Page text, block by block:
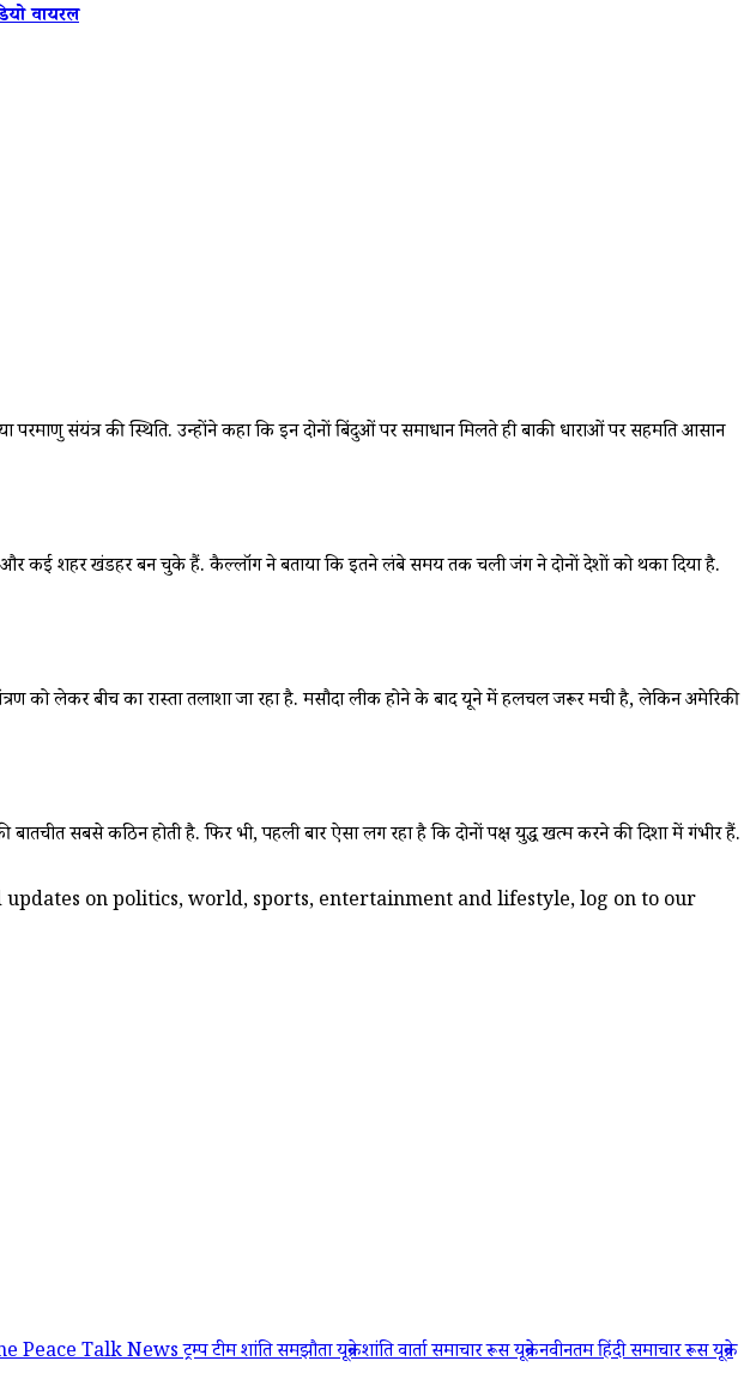
वायरल
संयंत्र की स्थिति. उन्होंने कहा कि इन दोनों बिंदुओं पर समाधान मिलते ही बाकी धाराओं पर सहमति आसान
कई शहर खंडहर बन चुके हैं. कैल्लॉग ने बताया कि इतने लंबे समय तक चली जंग ने दोनों देशों को थका दिया है.
को लेकर बीच का रास्ता तलाशा जा रहा है. मसौदा लीक होने के बाद यूक्रेन में हलचल जरूर मची है, लेकिन अमेरिकी
सबसे कठिन होती है. फिर भी, पहली बार ऐसा लग रहा है कि दोनों पक्ष युद्ध खत्म करने की दिशा में गंभीर हैं.
updates on politics, world, sports, entertainment and lifestyle, log on to our
Peace Talk Newsट्रम्प टीम शांति समझौतायूक्रेन शांति वार्ता समाचाररूस यूक्रेन नवीनतम हिंदी समाचाररूस यूक्रेन